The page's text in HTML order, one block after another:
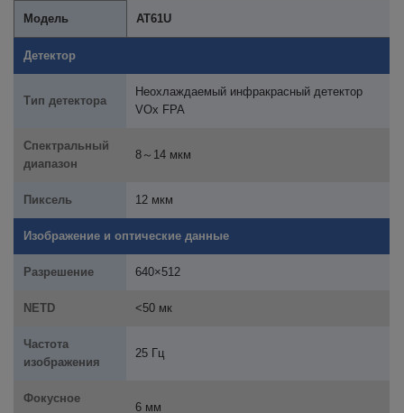
Модель AT61U
Детектор
Тип детектора
Неохлаждаемый инфракрасный детектор
VOx FPA
Спектральный
диапазон
8～14 мкм
Пиксель 12 мкм
Изображение и оптические данные
Разрешение 640×512
NETD <50 мк
Частота
изображения
25 Гц
Фокусное
6 мм